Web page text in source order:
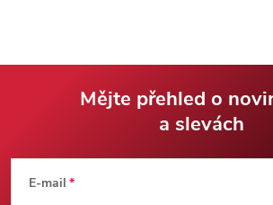
Mějte přehled o
a slevách
E-mail